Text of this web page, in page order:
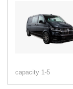
capacity 1-5